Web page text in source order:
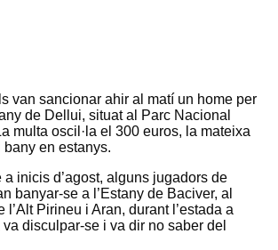
van sancionar ahir al matí un home per
de Dellui, situat al Parc Nacional
multa oscil·la el 300 euros, la mateixa
en estanys.
inicis d’agost, alguns jugadors de
banyar-se a l’Estany de Baciver, al
l’Alt Pirineu i Aran, durant l’estada a
disculpar-se i va dir no saber del